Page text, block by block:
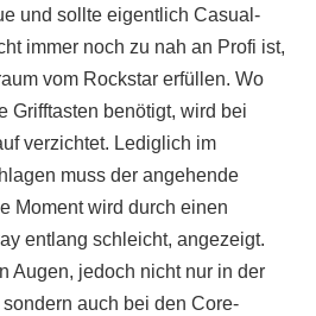
und sollte eigentlich Casual-
immer noch zu nah an Profi ist,
vom Rockstar erfüllen. Wo
Grifftasten benötigt, wird bei
verzichtet. Lediglich im
muss der angehende
Moment wird durch einen
entlang schleicht, angezeigt.
Augen, jedoch nicht nur in der
auch bei den Core-